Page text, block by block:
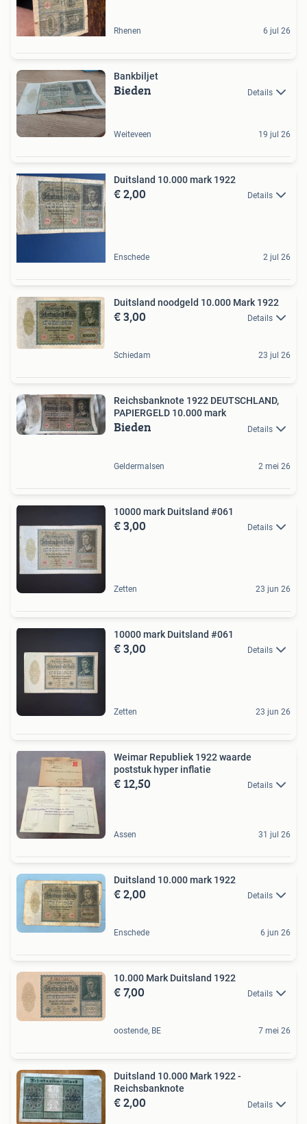
Rhenen 6 jul 26
Bankbiljet
Bieden Details
Weiteveen 19 jul 26
Duitsland 10.000 mark 1922
€ 2,00 Details
Enschede 2 jul 26
Duitsland noodgeld 10.000 Mark 1922
€ 3,00 Details
Schiedam 23 jul 26
Reichsbanknote 1922 DEUTSCHLAND,
PAPIERGELD 10.000 mark
Bieden Details
Geldermalsen 2 mei 26
10000 mark Duitsland #061
€ 3,00 Details
Zetten 23 jun 26
10000 mark Duitsland #061
€ 3,00 Details
Zetten 23 jun 26
Weimar Republiek 1922 waarde
poststuk hyper inflatie
€ 12,50 Details
Assen 31 jul 26
Duitsland 10.000 mark 1922
€ 2,00 Details
Enschede 6 jun 26
10.000 Mark Duitsland 1922
€ 7,00 Details
oostende, BE 7 mei 26
Duitsland 10.000 Mark 1922 -
Reichsbanknote
€ 2,00 Details